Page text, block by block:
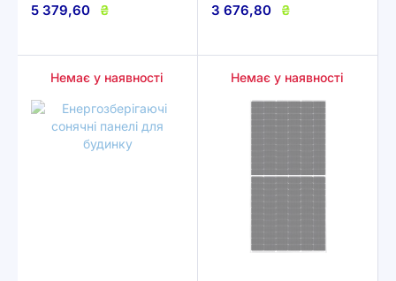
5 379,60 ₴ 3 676,80 ₴
Немає у наявності Немає у наявності